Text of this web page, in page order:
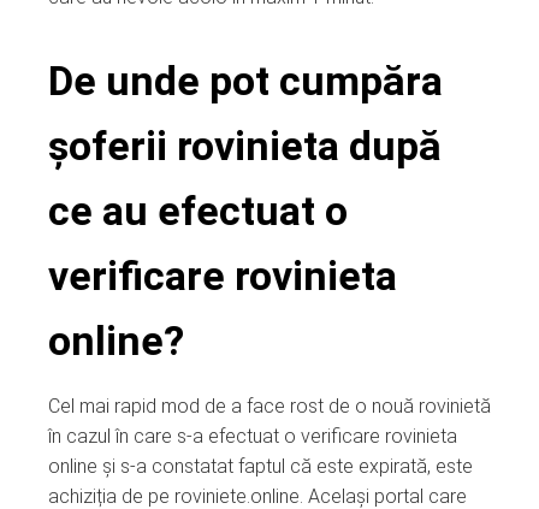
De unde pot cumpăra
șoferii rovinieta după
ce au efectuat o
verificare rovinieta
online?
Cel mai rapid mod de a face rost de o nouă rovinietă
în cazul în care s-a efectuat o verificare rovinieta
online și s-a constatat faptul că este expirată, este
achiziția de pe roviniete.online. Același portal care